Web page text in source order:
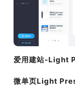
爱用建站-Light
微单页Light